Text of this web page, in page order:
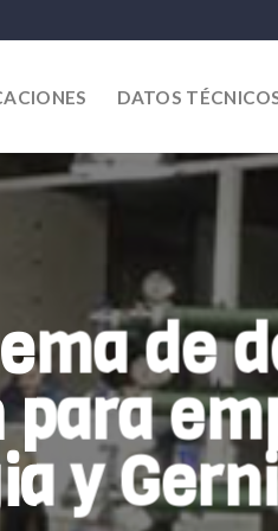
DATOS
de
y